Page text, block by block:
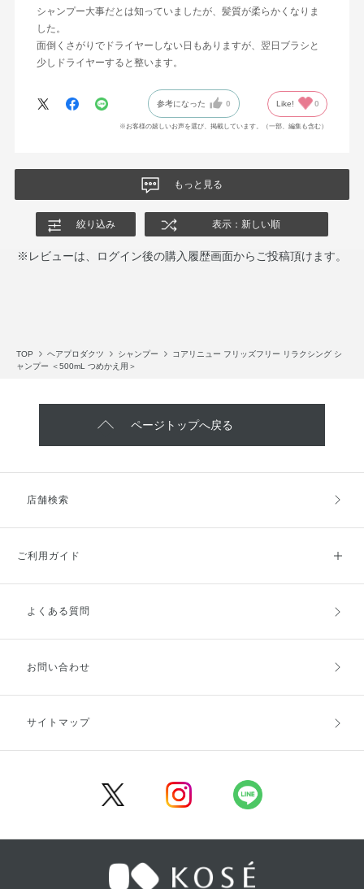
シャンプー大事だとは知っていましたが、髪質が柔らかくなりま
した。
面倒くさがりでドライヤーしない日もありますが、翌日ブラシと
少しドライヤーすると整います。
参考になった 0 Like! 0
※お客様の嬉しいお声を選び、掲載しています。（一部、編集も含む）
もっと見る
絞り込み 表示：新しい順
※レビューは、ログイン後の購入履歴画面からご投稿頂けます。
TOP ヘアプロダクツ シャンプー
コアリニュー フリッズフリー リラクシング シ
ャンプー ＜500mL つめかえ用＞
ページトップへ戻る
店舗検索
ご利用ガイド
ご利用ガイドトップ
お支払方法
キャンセル・返品・交換
よくある質問
お問い合わせ
サイトマップ